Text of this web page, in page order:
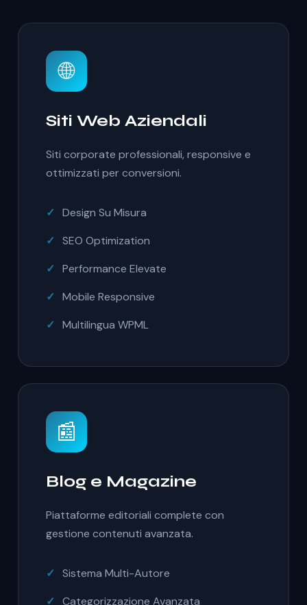
🌐
Siti Web Aziendali
Siti corporate professionali, responsive e
ottimizzati per conversioni.
Design Su Misura
SEO Optimization
Performance Elevate
Mobile Responsive
Multilingua WPML
📰
Blog e Magazine
Piattaforme editoriali complete con
gestione contenuti avanzata.
Sistema Multi-Autore
Categorizzazione Avanzata